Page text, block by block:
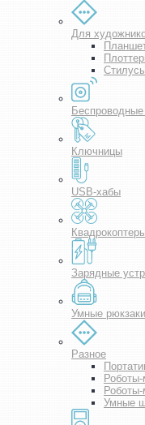
Для
Ключницы
USB-хабы
Зарядные
Умные рюкзаки
Разное
Умные